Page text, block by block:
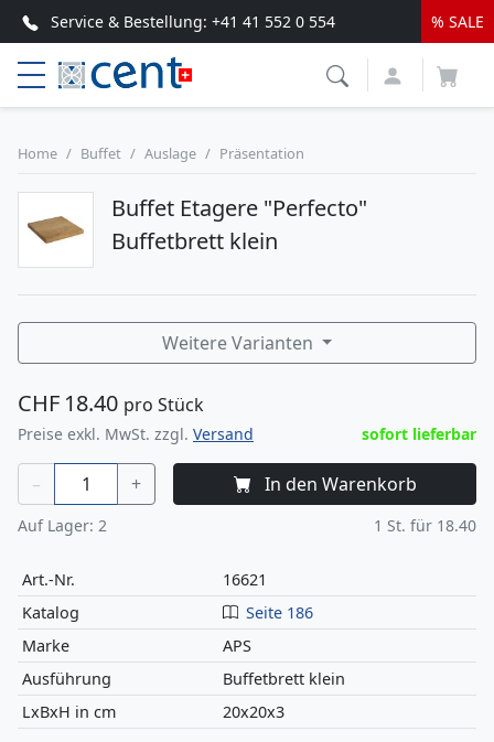
Service & Bestellung: +41 41 552 0 554
Top Service & schnelle Lieferung
% SALE
Home Buffet Auslage Präsentation
Buffet Etagere "Perfecto"
Buffetbrett klein
Weitere Varianten
CHF 18.40 pro Stück
Preise exkl. MwSt. zzgl. Versand sofort lieferbar
– + In den Warenkorb
Auf Lager: 2 1 St. für 18.40
Art.-Nr.
16621
Katalog
Seite 186
Marke
APS
Ausführung
Buffetbrett klein
LxBxH in cm
20x20x3